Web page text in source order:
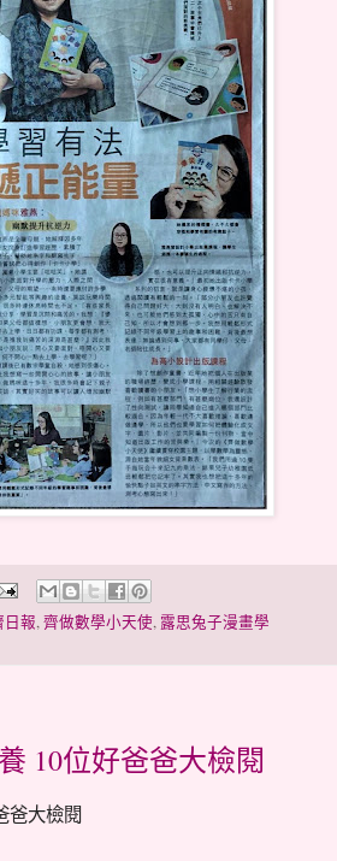
日報,齊做數學小天使, 露思兔子漫畫學
10位好爸爸大檢閱
爸大檢閱